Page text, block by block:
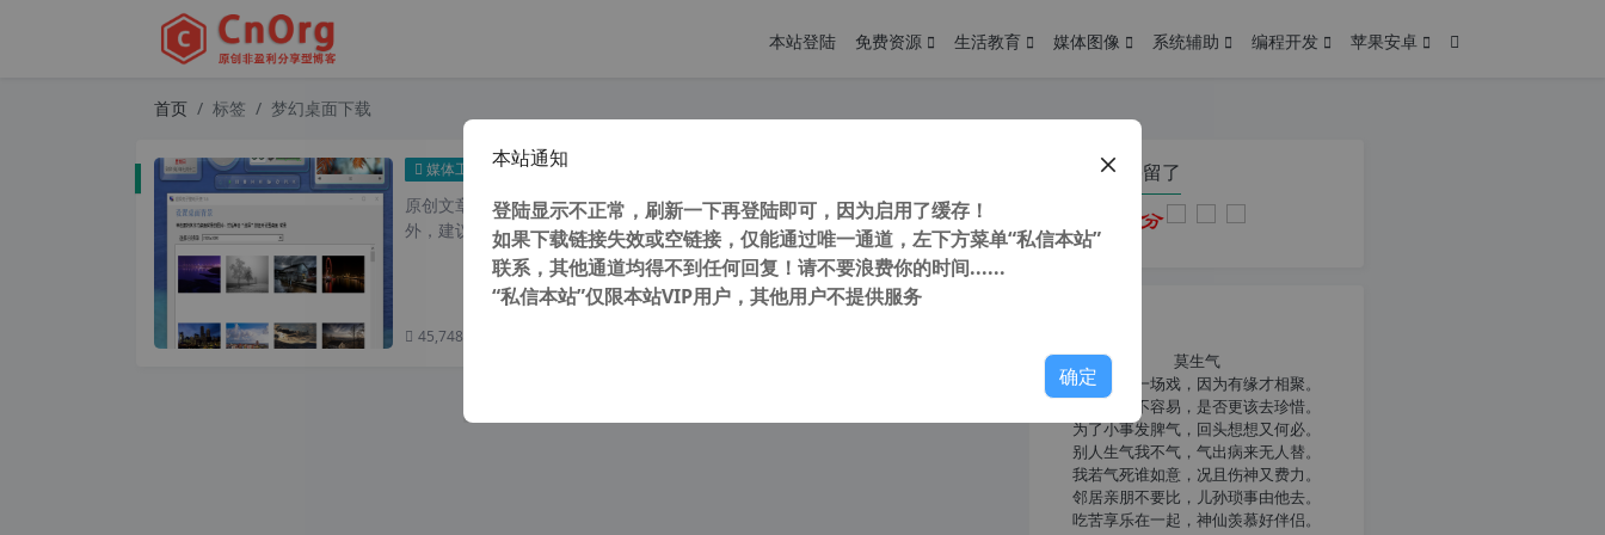
本站登陆 免费资源 生活教育 媒体图像 系统辅助 编程开发 苹果安卓
首页 标签 梦幻桌面下载
媒体工具 真正免费动态桌面 超级兔子桌面秀 v3.0 带梦幻桌面 随意设置视频为动态桌面
原创文章，转载请注明： 转载自cnorg.12hp.de 注意：由于网站空间位于国
外，建议避开晚上的访问高峰期...
45,748 次浏览
您在本页停留了
莫生气
人生就像一场戏，因为有缘才相聚。
相扶到老不容易，是否更该去珍惜。
为了小事发脾气，回头想想又何必。
别人生气我不气，气出病来无人替。
我若气死谁如意，况且伤神又费力。
邻居亲朋不要比，儿孙琐事由他去。
吃苦享乐在一起，神仙羡慕好伴侣。
本站通知
登陆显示不正常，刷新一下再登陆即可，因为启用了缓存！
如果下载链接失效或空链接，仅能通过唯一通道，左下方菜单“私信本站”
联系，其他通道均得不到任何回复！请不要浪费你的时间......
“私信本站”仅限本站VIP用户，其他用户不提供服务
确定